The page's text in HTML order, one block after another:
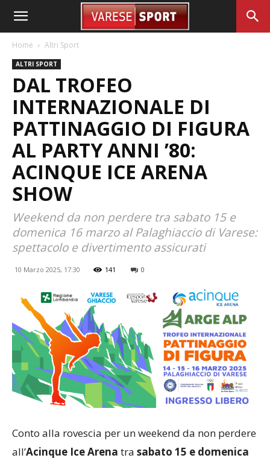
Home Altri Sport
ALTRI SPORT
DAL TROFEO
INTERNAZIONALE DI
PATTINAGGIO DI FIGURA
AL PARTY ANNI ’80:
ACINQUE ICE ARENA
SHOW
Weekend da non perdere tra sabato 15 e
domenica 16 marzo al Palaghiaccio di Varese:
spettacolo e divertimento assicurati
10 Marzo 2025, 17:30 141 0
Conto alla rovescia per un weekend da non perdere
all’Acinque Ice Arena tra sabato 15 e domenica